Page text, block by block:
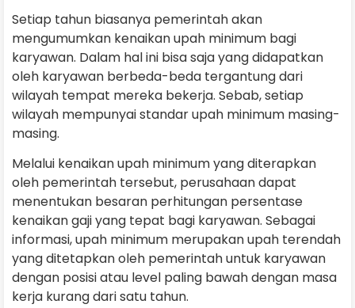
Setiap tahun biasanya pemerintah akan
mengumumkan kenaikan upah minimum bagi
karyawan. Dalam hal ini bisa saja yang didapatkan
oleh karyawan berbeda-beda tergantung dari
wilayah tempat mereka bekerja. Sebab, setiap
wilayah mempunyai standar upah minimum masing-
masing.
Melalui kenaikan upah minimum yang diterapkan
oleh pemerintah tersebut, perusahaan dapat
menentukan besaran perhitungan persentase
kenaikan gaji yang tepat bagi karyawan. Sebagai
informasi, upah minimum merupakan upah terendah
yang ditetapkan oleh pemerintah untuk karyawan
dengan posisi atau level paling bawah dengan masa
kerja kurang dari satu tahun.